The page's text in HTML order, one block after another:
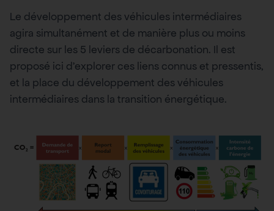
Le développement des véhicules intermédiaires
agira simultanément et de manière plus ou moins
directe sur les 5 leviers de décarbonation. Il est
proposé ici d’explorer ces liens connus et pressentis,
et la place du développement des véhicules
intermédiaires dans la transition énergétique.